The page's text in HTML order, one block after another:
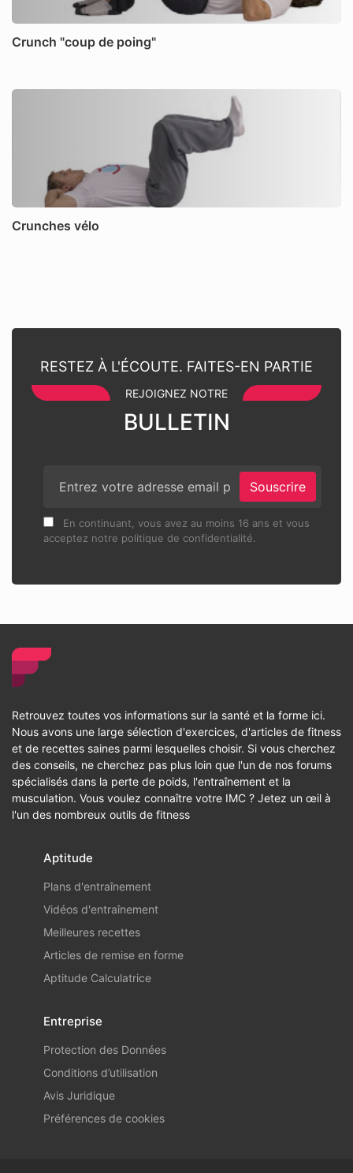
Crunch "coup de poing"
Crunches vélo
RESTEZ À L'ÉCOUTE. FAITES-EN PARTIE
REJOIGNEZ NOTRE
BULLETIN
Souscrire
En continuant, vous avez au moins 16 ans et vous
acceptez notre politique de confidentialité.
Retrouvez toutes vos informations sur la santé et la forme ici.
Nous avons une large sélection d'exercices, d'articles de fitness
et de recettes saines parmi lesquelles choisir. Si vous cherchez
des conseils, ne cherchez pas plus loin que l'un de nos forums
spécialisés dans la perte de poids, l'entraînement et la
musculation. Vous voulez connaître votre IMC ? Jetez un œil à
l'un des nombreux outils de fitness
Aptitude
Plans d'entraînement
Vidéos d'entraînement
Meilleures recettes
Articles de remise en forme
Aptitude Calculatrice
Entreprise
Protection des Données
Conditions d’utilisation
Avis Juridique
Préférences de cookies